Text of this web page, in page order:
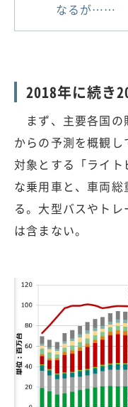
なるが……
2018年に続き
まず、主要各国の
からの予測を概観
対象とする「ライ
な乗用車と、車両
る。大型バスやト
は含まない。